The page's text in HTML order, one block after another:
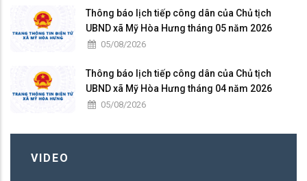
Thông báo lịch tiếp công dân của Chủ tịch
UBND xã Mỹ Hòa Hưng tháng 05 năm 2026
05/08/2026
Thông báo lịch tiếp công dân của Chủ tịch
UBND xã Mỹ Hòa Hưng tháng 04 năm 2026
05/08/2026
VIDEO